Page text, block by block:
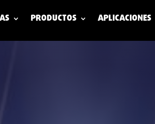
PRODUCTOS APLICACIONES